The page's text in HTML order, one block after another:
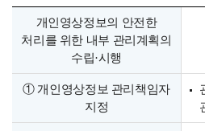
개인영상정보의 안전한
처리를 위한 내부 관리계획의
수립·시행
① 개인영상정보 관리책임자
지정